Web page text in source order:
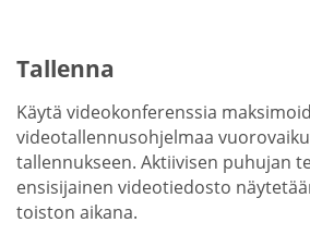
Tallenna
Käytä videokonferenssia
videotallennusohjelmaa
tallennukseen. Aktiivisen puhujan
ensisijainen videotiedosto
toiston aikana.